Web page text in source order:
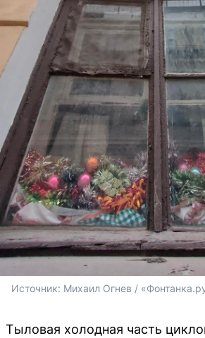
Источник: Михаил Огнев /
Тыловая холодная часть